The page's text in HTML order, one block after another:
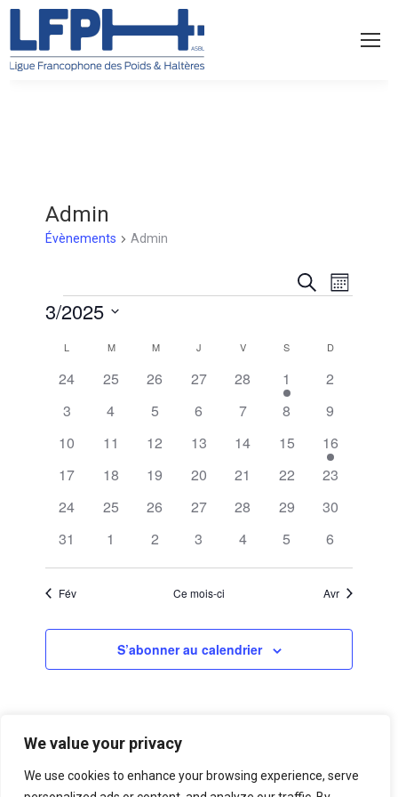
We value your privacy
We use cookies to enhance your browsing experience, serve
Admin
Évènements Admin
vues
Recherche
Mois
Évènements
3/2025
date.
Calendrier
de
Évènements
L M MMERCREDI
J VVENDREDI
S D
0
24
0
25
0
26
0
27
0
évènements
28
1
évènement
1
0
2
0
3
0
4
0
5
0
6
0
7
0
8
0
9
0
10
0
11
0
12
0
13
0
14
0
évènements
15
1
évènement
16
0
17
0
18
0
19
0
20
0
21
0
22
0
23
0
24
0
25
0
26
0
27
0
28
0
29
0
30
0
31
0
1
0
2
0
3
0
4
0
5
0
6
Fév Ce mois-ci Avr
S’abonner au calendrier